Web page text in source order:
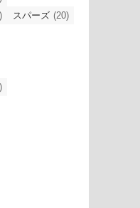
スパーズ (20)